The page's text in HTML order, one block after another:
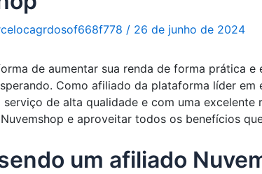
/ 26 de junho de 2024
de aumentar sua renda de forma prática
Como afiliado da plataforma líder
de alta qualidade e com uma
e aproveitar todos os benefícios
um afiliado